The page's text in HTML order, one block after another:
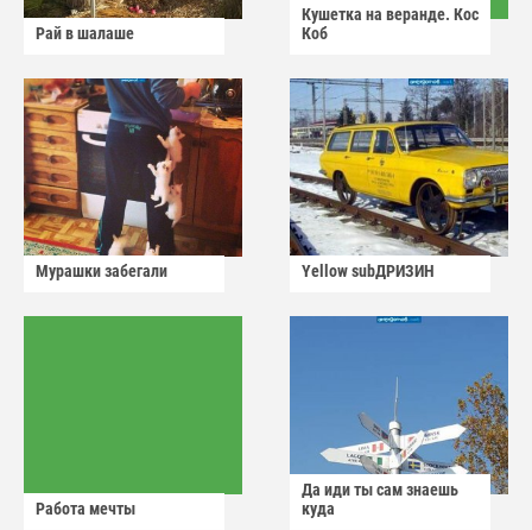
Рай в шалаше
Кушетка на веранде. Кос
Коб
Мурашки забегали Yellow subДРИЗИН
Работа мечты
Да иди ты сам знаешь
куда